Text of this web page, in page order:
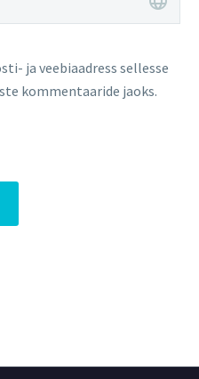
ja veebiaadress sellesse
kommentaaride jaoks.